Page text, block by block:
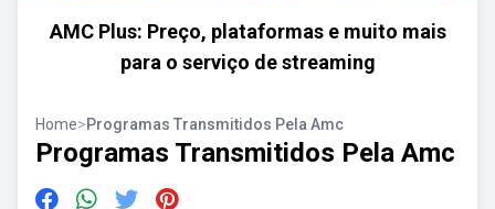
AMC Plus: Preço, plataformas e muito mais
para o serviço de streaming
Home>Programas Transmitidos Pela Amc
Programas Transmitidos Pela Amc